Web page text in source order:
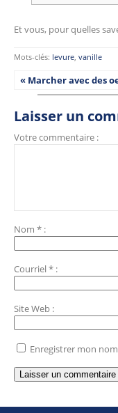
Et vous, pour quelles
Mots-clés: levure, vanille
« Marcher avec des
Laisser un
Votre commentaire :
Nom * :
Courriel * :
Site Web :
Enregistrer mon